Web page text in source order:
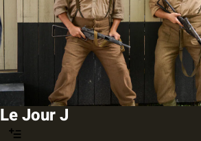
Le Jour J